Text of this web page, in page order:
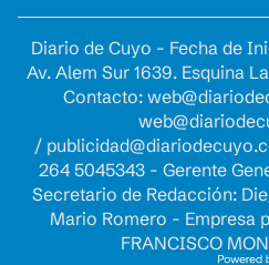
Diario de Cuyo - Fecha de
Av. Alem Sur 1639. Esquina
Contacto:
/
264 5045343 - Gerente
Secretario de Redacción:
Mario Romero - Empresa
FRANCISCO